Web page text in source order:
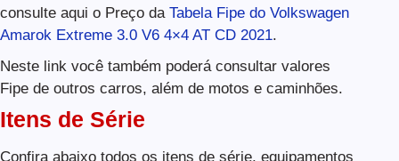
consulte aqui o Preço da Tabela Fipe do Volkswagen
Amarok Extreme 3.0 V6 4×4 AT CD 2021.
Neste link você também poderá consultar valores
Fipe de outros carros, além de motos e caminhões.
Itens de Série
Confira abaixo todos os itens de série, equipamentos